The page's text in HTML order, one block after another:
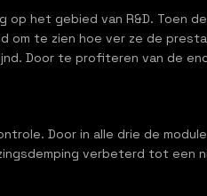
het gebied van R&D. Toen
om te zien hoe ver ze de
Door te profiteren van de
Door in alle drie de
verbeterd tot een